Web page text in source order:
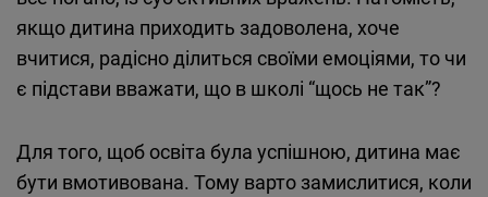
якщо дитина приходить задоволена, хоче
вчитися, радісно ділиться своїми емоціями, то чи
є підстави вважати, що в школі “щось не так”?
Для того, щоб освіта була успішною, дитина має
бути вмотивована. Тому варто замислитися, коли